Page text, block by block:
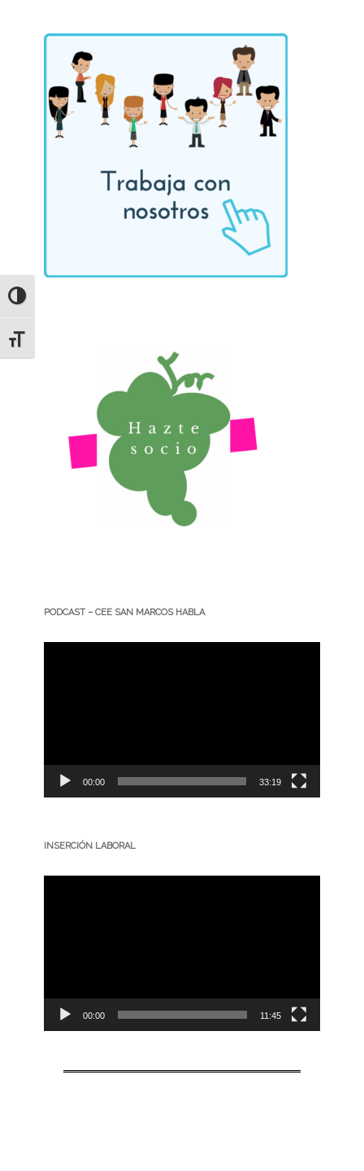
ALTERNAR ALTO CONTRASTE
ALTERNAR TAMAÑO DE LETRA
PODCAST – CEE SAN MARCOS HABLA
Reproductor
00:00 33:19
INSERCIÓN LABORAL
00:00 11:45